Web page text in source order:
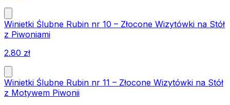
Winietki Ślubne Rubin nr 10 – Złocone Wizytówki na Stół
z Piwoniami
2.80 zł
Winietki Ślubne Rubin nr 11 – Złocone Wizytówki na Stół
z Motywem Piwonii